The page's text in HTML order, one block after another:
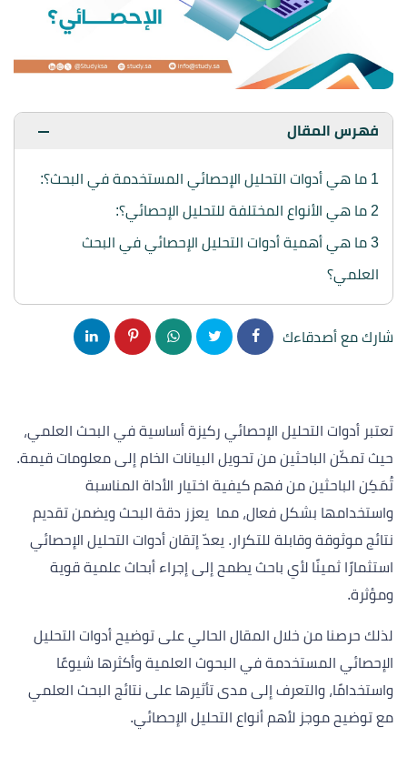
فهرس المقال
1 ما هي أدوات التحليل الإحصائي المستخدمة في البحث؟:
2 ما هي الأنواع المختلفة للتحليل الإحصائي؟:
3 ما هي أهمية أدوات التحليل الإحصائي في البحث
العلمي؟
شارك مع أصدقاءك
تعتبر أدوات التحليل الإحصائي ركيزة أساسية في البحث العلمي،
حيث تمكّن الباحثين من تحويل البيانات الخام إلى معلومات قيمة.
تُمَكِن الباحثين من فهم كيفية اختيار الأداة المناسبة
واستخدامها بشكل فعال، مما يعزز دقة البحث ويضمن تقديم
نتائج موثوقة وقابلة للتكرار. يعدّ إتقان أدوات التحليل الإحصائي
استثمارًا ثمينًا لأي باحث يطمح إلى إجراء أبحاث علمية قوية
ومؤثرة.
لذلك حرصنا من خلال المقال الحالي على توضيح أدوات التحليل
الإحصائي المستخدمة في البحوث العلمية وأكثرها شيوعًا
واستخدامًا، والتعرف إلى مدى تأثيرها على نتائج البحث العلمي
مع توضيح موجز لأهم أنواع التحليل الإحصائي.